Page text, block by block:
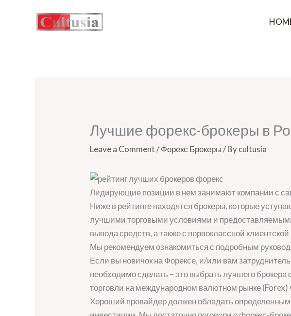
Лучшие форекс-брокеры в
Leave a Comment /Форекс Брокеры/ Bycultusia
Лидирующие позиции в нем занимают компании с
Ниже в рейтинге находятся брокеры, которые
лучшими торговыми условиями и
вывода средств, а также с первоклассной
Мы рекомендуем ознакомиться с подробным
Если вы новичок на Форексе, и/или вам
необходимо сделать – это выбрать лучшего
торговли на международном валютном рынке
Хороший провайдер должен обладать